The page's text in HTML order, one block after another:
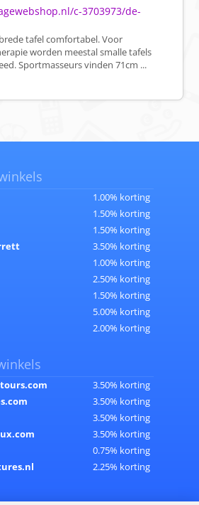
c-3703973/de-
tafel comfortabel. Voor
worden meestal smalle tafels
Sportmasseurs vinden 71cm ...
1.00% korting
1.50% korting
1.50% korting
3.50% korting
1.00% korting
2.50% korting
1.50% korting
5.00% korting
2.00% korting
3.50% korting
3.50% korting
3.50% korting
3.50% korting
0.75% korting
2.25% korting